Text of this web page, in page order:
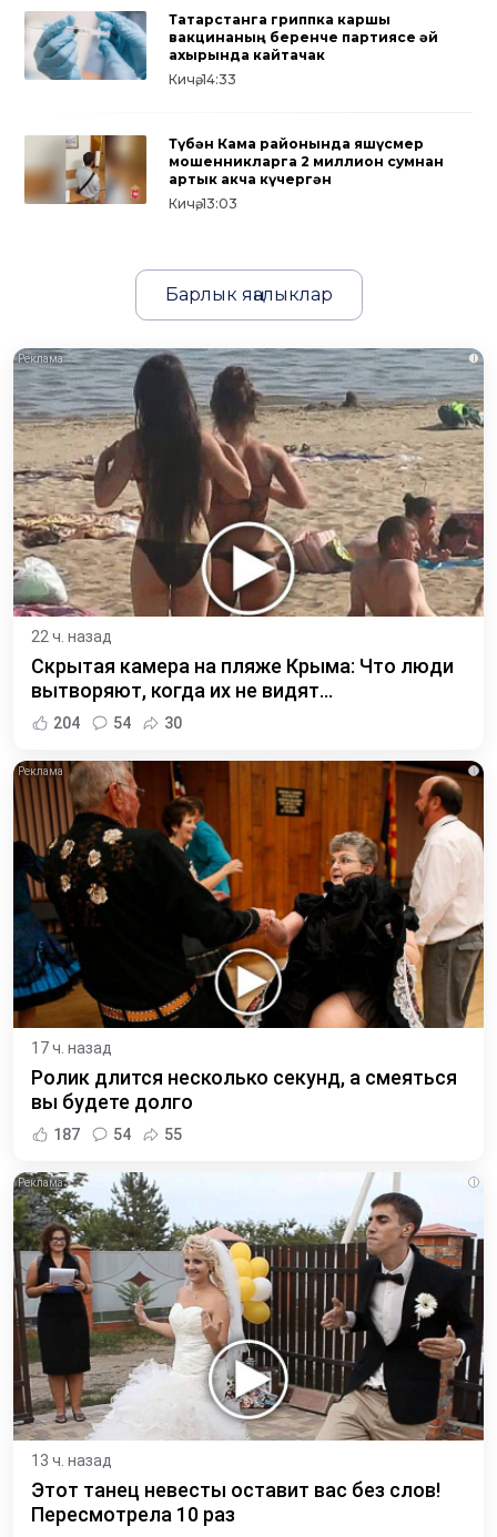
Татарстанга гриппка каршы
вакцинаның беренче партиясе җәй
ахырында кайтачак
Кичә, 14:33
Түбән Кама районында яшүсмер
мошенникларга 2 миллион сумнан
артык акча күчергән
Кичә, 13:03
Барлык яңалыклар
i
22 ч. назад
Скрытая камера на пляже Крыма: Что люди
вытворяют, когда их не видят...
204 54 30
i
17 ч. назад
Ролик длится несколько секунд, а смеяться
вы будете долго
187 54 55
i
13 ч. назад
Этот танец невесты оставит вас без слов!
Пересмотрела 10 раз